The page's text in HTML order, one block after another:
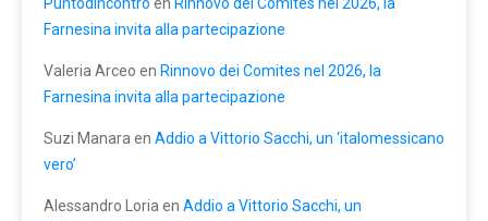
Farnesina invita alla partecipazione
Valeria Arceo en Rinnovo dei Comites nel 2026, la
Farnesina invita alla partecipazione
Suzi Manara en Addio a Vittorio Sacchi, un ‘italomessicano
vero’
Alessandro Loria en Addio a Vittorio Sacchi, un